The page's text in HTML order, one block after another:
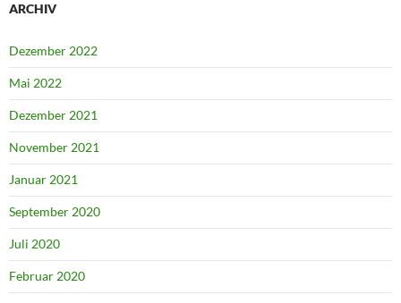
ARCHIV
Dezember 2022
Mai 2022
Dezember 2021
November 2021
Januar 2021
September 2020
Juli 2020
Februar 2020